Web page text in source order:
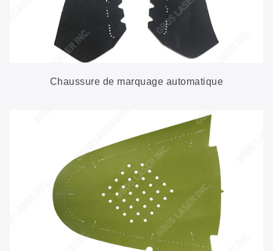
Chaussure de marquage automatique